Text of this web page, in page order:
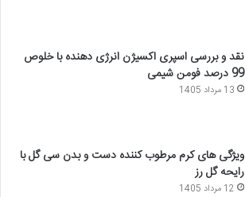
نقد و بررسی اسپری اکسیژن انرژی دهنده با خلوص
99 درصد فومن شیمی
13 مرداد 1405
ویژگی های کرم مرطوب کننده دست و بدن سی گل با
رایحه گل رز
12 مرداد 1405